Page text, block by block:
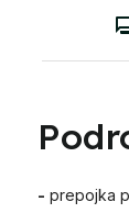
- prepojka